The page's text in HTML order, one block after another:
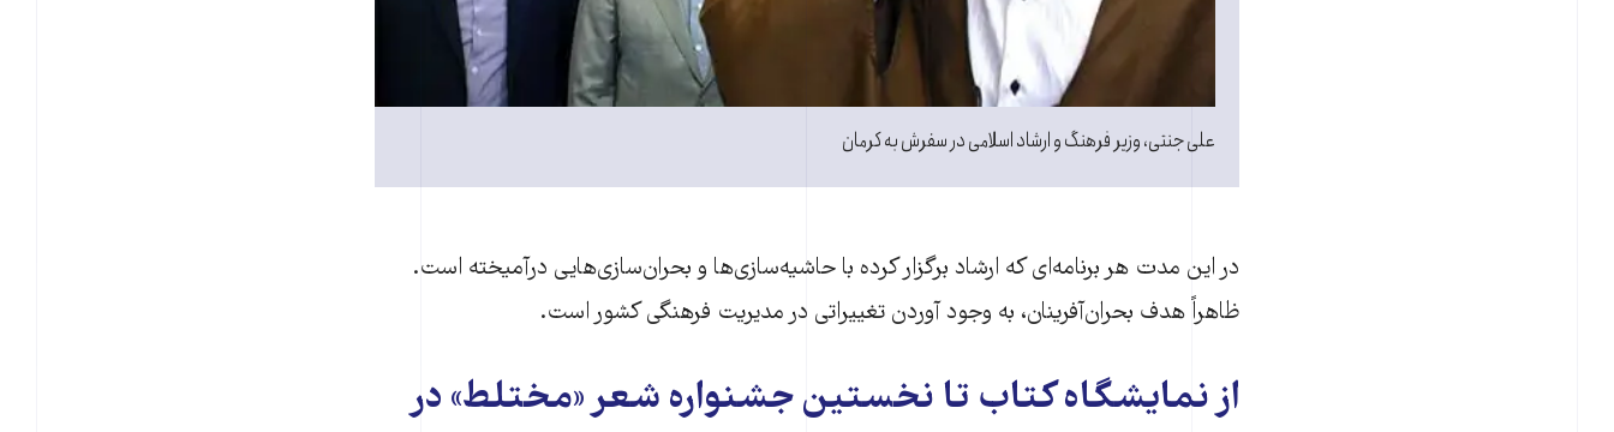
علی جنتی، وزیر فرهنگ و ارشاد اسلامی در سفرش به کرمان
در این مدت هر برنامه‌ای که ارشاد برگزار کرده با حاشیه‌سازی‌ها و بحران‌سازی‌هایی درآمیخته است.
ظاهراً هدف بحران‌آفرینان، به وجود آوردن تغییراتی در مدیریت فرهنگی کشور است.
از نمایشگاه کتاب تا نخستین جشنواره شعر «مختلط» در